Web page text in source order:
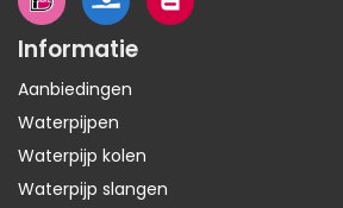
Informatie
Aanbiedingen
Waterpijpen
Waterpijp kolen
Waterpijp slangen